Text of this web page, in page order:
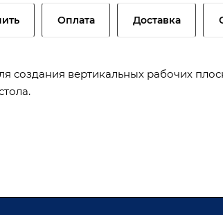
Оплата Доставка
создания вертикальных рабочих